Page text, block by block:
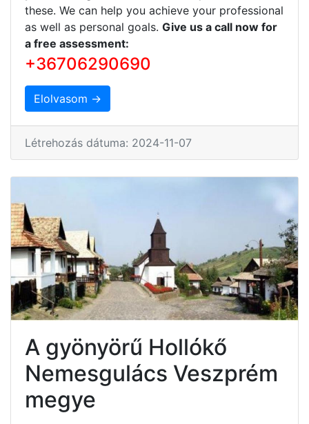
these. We can help you achieve your professional
as well as personal goals. Give us a call now for
a free assessment:
+36706290690
Elolvasom →
Létrehozás dátuma: 2024-11-07
A gyönyörű Hollókő
Nemesgulács Veszprém
megye